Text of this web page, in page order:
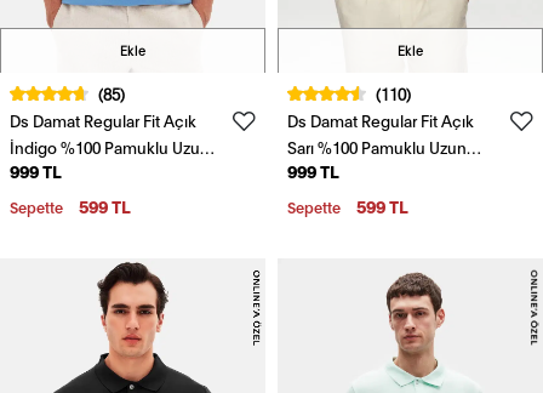
Ekle
(85)
Ds Damat Regular Fit Açık
İndigo %100 Pamuklu Uzun
Ömürlü Kıvrılmaz Polo Yaka
Nakışlı T-Shirt
999 TL
Sepette 599 TL
Ekle
(110)
Ds Damat Regular Fit Açık
Sarı %100 Pamuklu Uzun
Ömürlü Kıvrılmaz Polo Yaka
Nakışlı T-Shirt
999 TL
Sepette 599 TL